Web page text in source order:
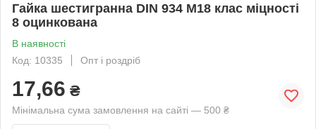
Гайка шестигранна DIN 934 М18 клас міцності
8 оцинкована
В наявності
Код: 10335
Опт і роздріб
17,66 ₴
Мінімальна сума замовлення на сайті — 500 ₴